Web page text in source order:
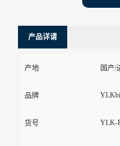
产品详请
产地 国产/
品牌
货号 YLK-